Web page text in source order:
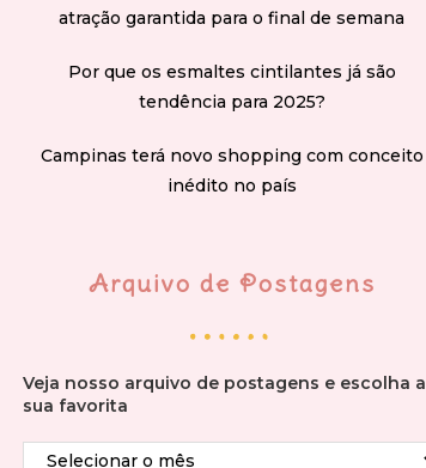
atração garantida para o final de semana
Por que os esmaltes cintilantes já são
tendência para 2025?
Campinas terá novo shopping com conceito
inédito no país
Arquivo de Postagens
Veja nosso arquivo de postagens e escolha a
sua favorita